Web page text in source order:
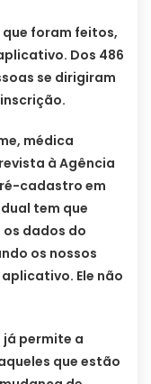
foram feitos,
Dos 486
se dirigiram
médica
à Agência
cadastro em
tem que
dados do
os nossos
Ele não
permite a
que estão